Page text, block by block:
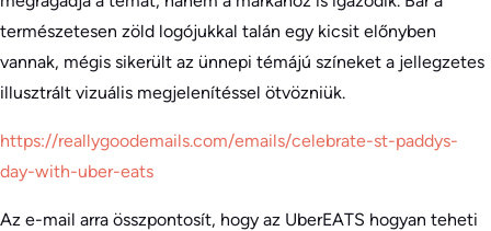
természetesen zöld logójukkal talán egy kicsit előnyben
vannak, mégis sikerült az ünnepi témájú színeket a jellegzetes
illusztrált vizuális megjelenítéssel ötvözniük.
https://reallygoodemails.com/emails/celebrate-st-paddys-
day-with-uber-eats
Az e-mail arra összpontosít, hogy az UberEATS hogyan teheti